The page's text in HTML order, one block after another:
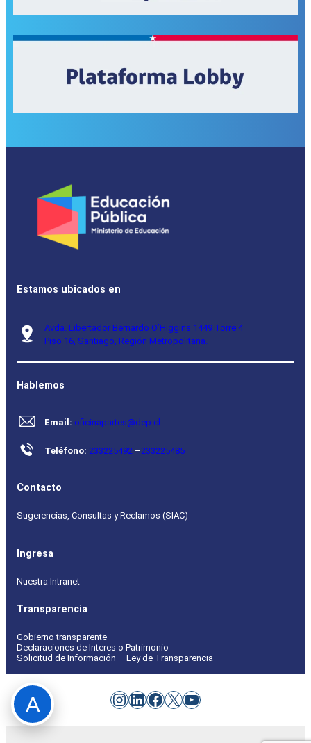
Estamos ubicados en
Avda. Libertador Bernardo O’Higgins 1449 Torre 4
Piso 16, Santiago, Región Metropolitana.
Hablemos
Email: oficinapartes@dep.cl
Teléfono: 233225492 –233225485
Contacto
Sugerencias, Consultas y Reclamos (SIAC)
Ingresa
Nuestra Intranet
Transparencia
Gobierno transparente
Declaraciones de Interes o Patrimonio
Solicitud de Información – Ley de Transparencia
Instagram
LinkedIn
Facebook
X YouTube
A